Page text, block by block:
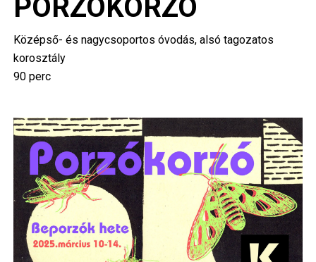
PORZÓKORZÓ
Középső- és nagycsoportos óvodás, alsó tagozatos
korosztály
90 perc
Image